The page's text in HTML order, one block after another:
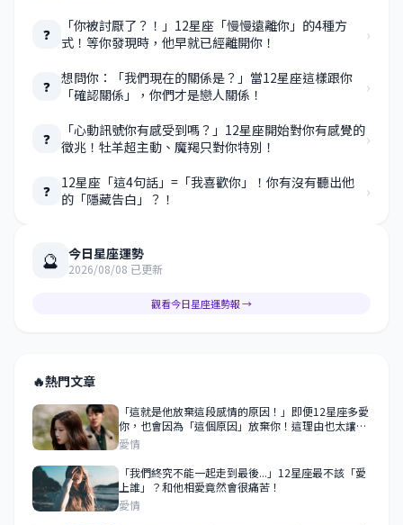
❓
「你被討厭了？！」12星座「慢慢遠離你」的4種方
式！等你發現時，他早就已經離開你！
›
❓ 想問你：「我們現在的關係是？」當12星座這樣跟你
「確認關係」，你們才是戀人關係！
›
❓
「心動訊號你有感受到嗎？」12星座開始對你有感覺的
徵兆！牡羊超主動、魔羯只對你特別！
›
❓
12星座「這4句話」=「我喜歡你」！你有沒有聽出他
的「隱藏告白」？！
›
🔮 今日星座運勢
2026/08/08 已更新
觀看今日星座運勢報 →
🔥熱門文章
「這就是他放棄這段感情的原因！」即便12星座多愛
你，也會因為「這個原因」放棄你！這理由也太讓人
傻眼了吧！
愛情
「我們終究不能一起走到最後...」12星座最不該「愛
上誰」？和他相愛竟然會很痛苦！
愛情